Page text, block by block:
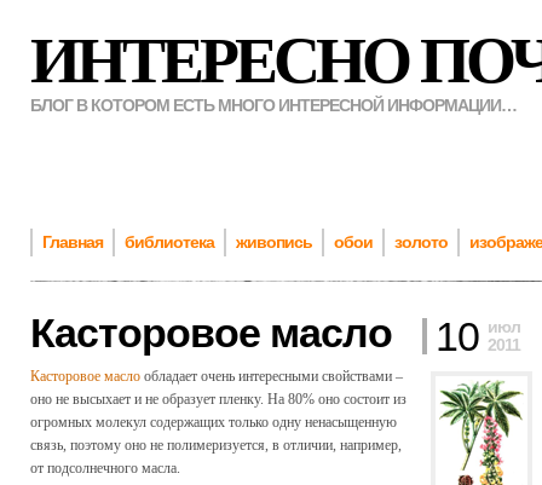
ИНТЕРЕСНО
БЛОГ В КОТОРОМ ЕСТЬ МНОГО ИНТЕРЕСНОЙ ИНФОРМАЦИИ…
Главная библиотека живопись обои золото
Касторовое масло 10 июл
2011
Касторовое масло обладает очень интересными свойствами –
оно не высыхает и не образует пленку. На 80% оно состоит из
огромных молекул содержащих только одну ненасыщенную
связь, поэтому оно не полимеризуется, в отличии, например,
от подсолнечного масла.